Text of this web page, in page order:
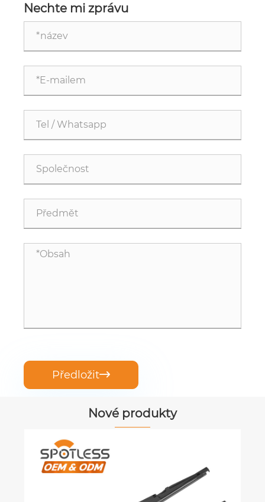
Nechte mi zprávu
Předložit
Nové produkty
Boberless Car Wiper